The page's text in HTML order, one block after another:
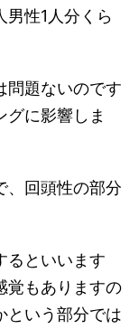
男性1人分くら
問題ないのです
グに影響しま
、回頭性の部分
るといいます
覚もありますの
という部分では